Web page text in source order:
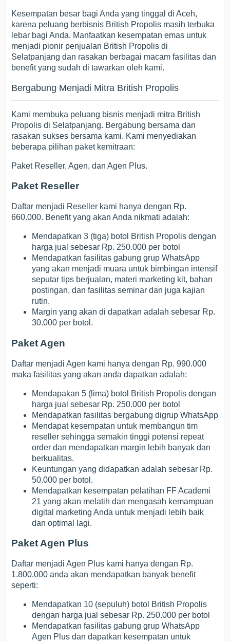
Kesempatan besar bagi Anda yang tinggal di Aceh,
karena peluang berbisnis British Propolis masih terbuka
lebar bagi Anda. Manfaatkan kesempatan emas untuk
menjadi pionir penjualan British Propolis di
Selatpanjang dan rasakan berbagai macam fasilitas dan
benefit yang sudah di tawarkan oleh kami.
Bergabung Menjadi Mitra British Propolis
Kami membuka peluang bisnis menjadi mitra British
Propolis di Selatpanjang. Bergabung bersama dan
rasakan sukses bersama kami. Kami menyediakan
beberapa pilihan paket kemitraan:
Paket Reseller, Agen, dan Agen Plus.
Paket Reseller
Daftar menjadi Reseller kami hanya dengan Rp.
660.000. Benefit yang akan Anda nikmati adalah:
Mendapatkan 3 (tiga) botol British Propolis dengan
harga jual sebesar Rp. 250.000 per botol
Mendapatkan fasilitas gabung grup WhatsApp
yang akan menjadi muara untuk bimbingan intensif
seputar tips berjualan, materi marketing kit, bahan
postingan, dan fasilitas seminar dan juga kajian
rutin.
Margin yang akan di dapatkan adalah sebesar Rp.
30.000 per botol.
Paket Agen
Daftar menjadi Agen kami hanya dengan Rp. 990.000
maka fasilitas yang akan anda dapatkan adalah:
Mendapakan 5 (lima) botol British Propolis dengan
harga jual sebesar Rp. 250.000 per botol
Mendapatkan fasilitas bergabung digrup WhatsApp
Mendapat kesempatan untuk membangun tim
reseller sehingga semakin tinggi potensi repeat
order dan mendapatkan margin lebih banyak dan
berkualitas.
Keuntungan yang didapatkan adalah sebesar Rp.
50.000 per botol.
Mendapatkan kesempatan pelatihan FF Academi
21 yang akan melatih dan mengasah kemampuan
digital marketing Anda untuk menjadi lebih baik
dan optimal lagi.
Paket Agen Plus
Daftar menjadi Agen Plus kami hanya dengan Rp.
1.800.000 anda akan mendapatkan banyak benefit
seperti:
Mendapatkan 10 (sepuluh) botol British Propolis
dengan harga jual sebesar Rp. 250.000 per botol
Mendapatkan fasilitas gabung grup WhatsApp
Agen Plus dan dapatkan kesempatan untuk